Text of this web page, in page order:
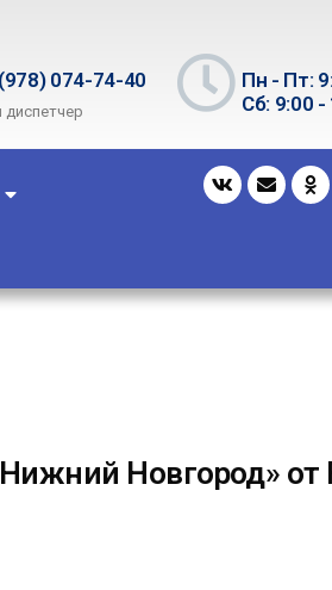
074-74-40
Пн - Пт:
Сб: 9:00 -
Новгород» от